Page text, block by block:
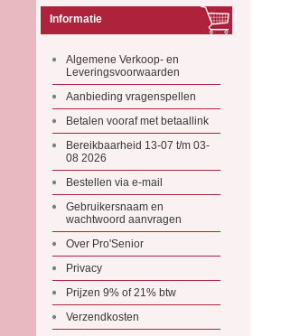
Informatie
Algemene Verkoop- en
Leveringsvoorwaarden
Aanbieding vragenspellen
Betalen vooraf met betaallink
Bereikbaarheid 13-07 t/m 03-
08 2026
Bestellen via e-mail
Gebruikersnaam en
wachtwoord aanvragen
Over Pro'Senior
Privacy
Prijzen 9% of 21% btw
Verzendkosten